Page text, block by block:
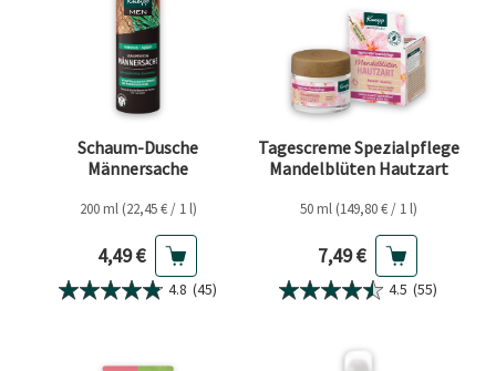
Schaum-Dusche
Männersache
200 ml (22,45 € / 1 l)
Aktueller Preis
4,49 €
4.8 (45)
Tagescreme Spezialpflege
Mandelblüten Hautzart
50 ml (149,80 € / 1 l)
Aktueller Preis
7,49 €
4.5 (55)